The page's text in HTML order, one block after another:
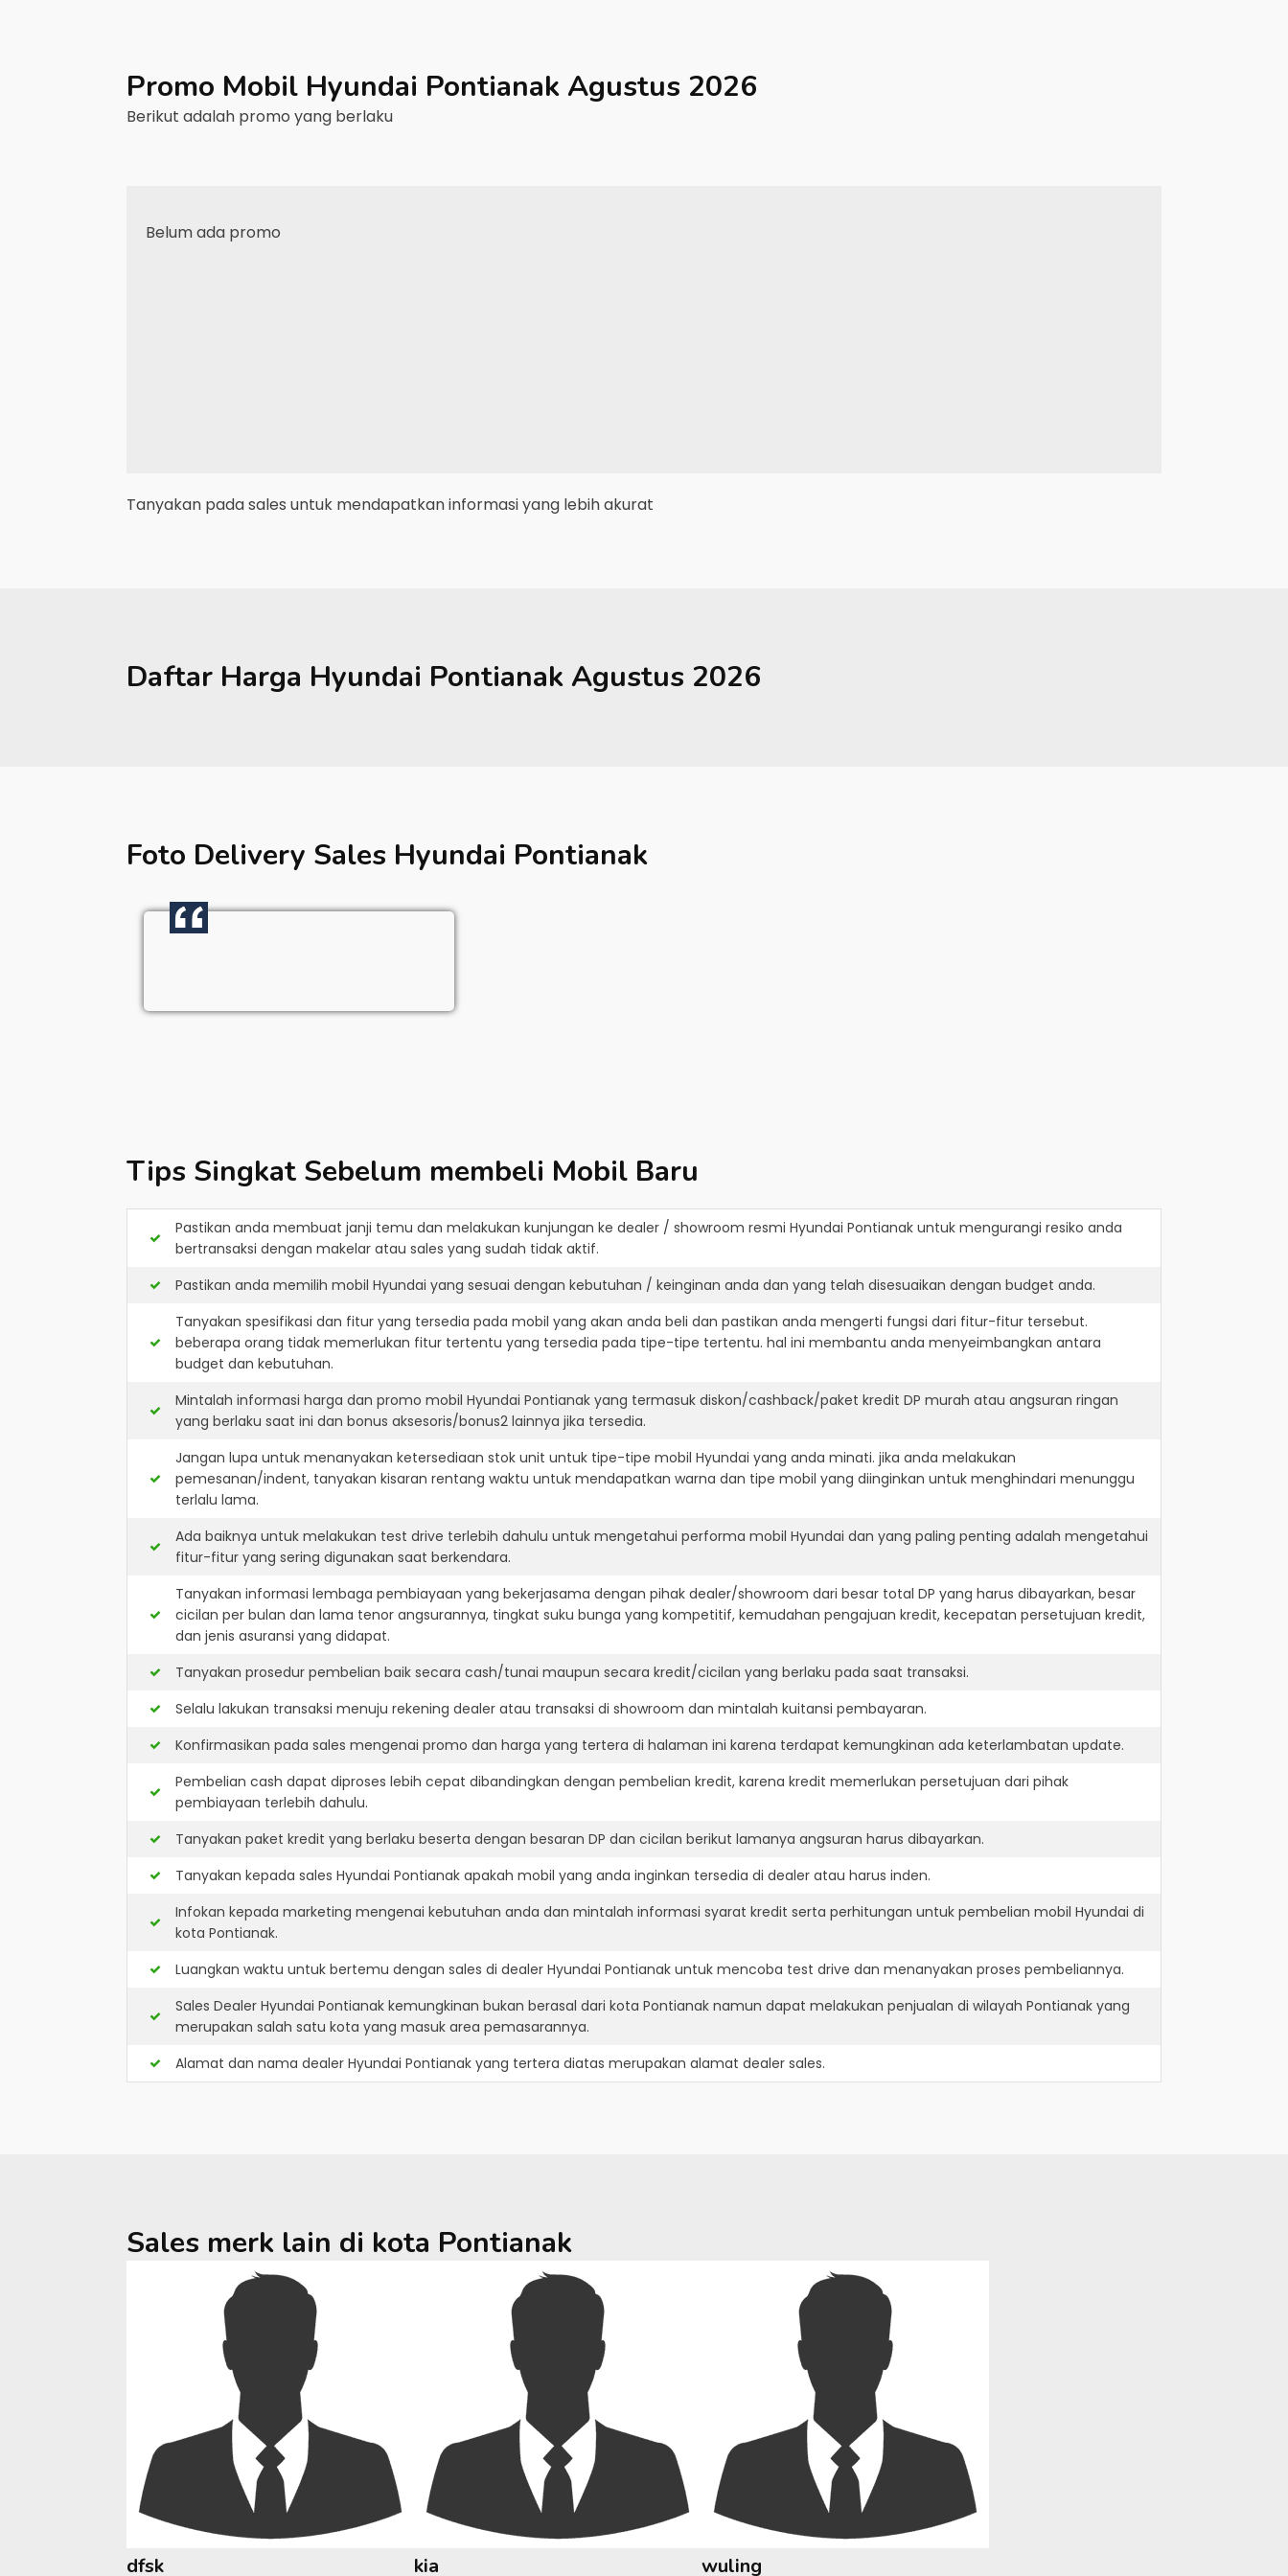
Promo Mobil Hyundai PontianakAgustus 2026
Berikut adalah promo yang berlaku
Belum ada promo
Tanyakan pada sales untuk mendapatkan informasi yang lebih akurat
Daftar Harga Hyundai PontianakAgustus 2026
Foto Delivery Sales Hyundai Pontianak
Tips Singkat Sebelum membeli Mobil Baru
Pastikan anda membuat janji temu dan melakukan kunjungan ke dealer / showroom resmi Hyundai Pontianak untuk mengurangi resiko anda
bertransaksi dengan makelar atau sales yang sudah tidak aktif.
Pastikan anda memilih mobil Hyundai yang sesuai dengan kebutuhan / keinginan anda dan yang telah disesuaikan dengan budget anda.
Tanyakan spesifikasi dan fitur yang tersedia pada mobil yang akan anda beli dan pastikan anda mengerti fungsi dari fitur-fitur tersebut.
beberapa orang tidak memerlukan fitur tertentu yang tersedia pada tipe-tipe tertentu. hal ini membantu anda menyeimbangkan antara
budget dan kebutuhan.
Mintalah informasi harga dan promo mobil Hyundai Pontianak yang termasuk diskon/cashback/paket kredit DP murah atau angsuran ringan
yang berlaku saat ini dan bonus aksesoris/bonus2 lainnya jika tersedia.
Jangan lupa untuk menanyakan ketersediaan stok unit untuk tipe-tipe mobil Hyundai yang anda minati. jika anda melakukan
pemesanan/indent, tanyakan kisaran rentang waktu untuk mendapatkan warna dan tipe mobil yang diinginkan untuk menghindari menunggu
terlalu lama.
Ada baiknya untuk melakukan test drive terlebih dahulu untuk mengetahui performa mobil Hyundai dan yang paling penting adalah mengetahui
fitur-fitur yang sering digunakan saat berkendara.
Tanyakan informasi lembaga pembiayaan yang bekerjasama dengan pihak dealer/showroom dari besar total DP yang harus dibayarkan, besar
cicilan per bulan dan lama tenor angsurannya, tingkat suku bunga yang kompetitif, kemudahan pengajuan kredit, kecepatan persetujuan kredit,
dan jenis asuransi yang didapat.
Tanyakan prosedur pembelian baik secara cash/tunai maupun secara kredit/cicilan yang berlaku pada saat transaksi.
Selalu lakukan transaksi menuju rekening dealer atau transaksi di showroom dan mintalah kuitansi pembayaran.
Konfirmasikan pada sales mengenai promo dan harga yang tertera di halaman ini karena terdapat kemungkinan ada keterlambatan update.
Pembelian cash dapat diproses lebih cepat dibandingkan dengan pembelian kredit, karena kredit memerlukan persetujuan dari pihak
pembiayaan terlebih dahulu.
Tanyakan paket kredit yang berlaku beserta dengan besaran DP dan cicilan berikut lamanya angsuran harus dibayarkan.
Tanyakan kepada sales Hyundai Pontianak apakah mobil yang anda inginkan tersedia di dealer atau harus inden.
Infokan kepada marketing mengenai kebutuhan anda dan mintalah informasi syarat kredit serta perhitungan untuk pembelian mobil Hyundai di
kota Pontianak.
Luangkan waktu untuk bertemu dengan sales di dealer Hyundai Pontianak untuk mencoba test drive dan menanyakan proses pembeliannya.
Sales Dealer Hyundai Pontianak kemungkinan bukan berasal dari kota Pontianak namun dapat melakukan penjualan di wilayah Pontianak yang
merupakan salah satu kota yang masuk area pemasarannya.
Alamat dan nama dealer Hyundai Pontianak yang tertera diatas merupakan alamat dealer sales.
Sales merk lain di kota Pontianak
dfsk kia wuling